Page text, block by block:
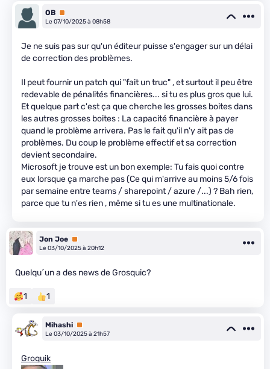
OB Premium
Le 07/10/2025 à 08h58
Je ne suis pas sur qu'un éditeur puisse s'engager sur un délai
de correction des problèmes.
Il peut fournir un patch qui "fait un truc" , et surtout il peu être
redevable de pénalités financières... si tu es plus gros que lui.
Et quelque part c'est ça que cherche les grosses boites dans
les autres grosses boites : La capacité financière à payer
quand le problème arrivera. Pas le fait qu'il n'y ait pas de
problèmes. Du coup le problème effectif et sa correction
devient secondaire.
Microsoft je trouve est un bon exemple: Tu fais quoi contre
eux lorsque ça marche pas (Ce qui m'arrive au moins 5/6 fois
par semaine entre teams / sharepoint / azure /...) ? Bah rien,
parce que tu n'es rien , même si tu es une multinationale.
Jon Joe Premium
Le 03/10/2025 à 20h12
Quelqu´un a des news de Grosquic?
1 1
Mihashi Premium
Le 03/10/2025 à 21h57
Groquik